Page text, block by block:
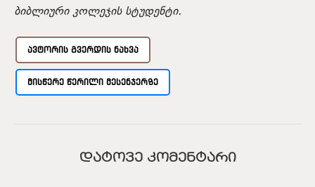
ბიბლიური კოლეჯის სტუდენტი.
ᲐᲕᲢᲝᲠᲘᲡ ᲒᲕᲔᲠᲓᲘᲡ ᲜᲐᲮᲕᲐ
ᲛᲘᲡᲬᲔᲠᲔ ᲬᲔᲠᲘᲚᲘ ᲛᲔᲡᲔᲜᲯᲔᲠᲖᲔ
ᲓᲐᲢᲝᲕᲔ ᲙᲝᲛᲔᲜᲢᲐᲠᲘ